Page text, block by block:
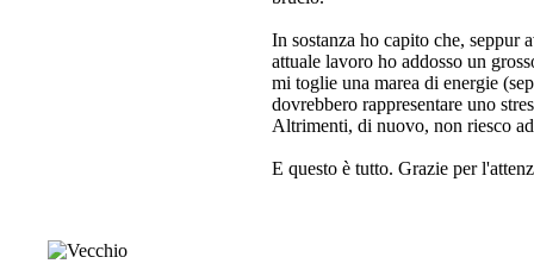
In sostanza ho capito che, seppur
attuale lavoro ho addosso un
mi toglie una marea di energie
dovrebbero rappresentare uno
Altrimenti, di nuovo, non riesco
E questo è tutto. Grazie per